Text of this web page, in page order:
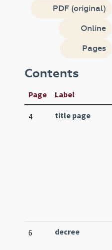
PDF (original)
Online
Pages
Contents
Page Label
4 title page
6 decree